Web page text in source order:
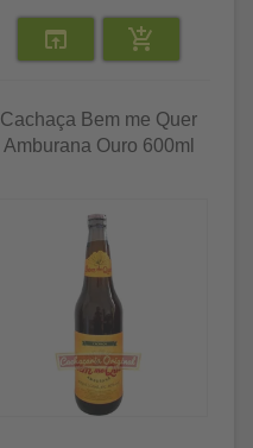
Cachaça Bem me Quer
Amburana Ouro 600ml